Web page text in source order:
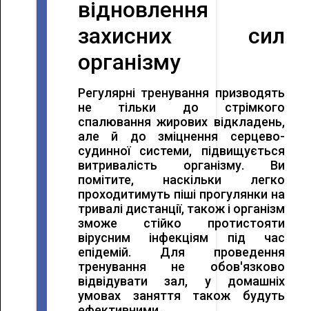
відновлення
захисних сил
організму
Регулярні тренування призводять
не тільки до стрімкого
спалювання жирових відкладень,
але й до зміцнення серцево-
судинної системи, підвищується
витривалість організму. Ви
помітите, наскільки легко
проходитимуть піші прогулянки на
тривалі дистанції, також і організм
зможе стійко протистояти
вірусним інфекціям під час
епідемій. Для проведення
тренування не обов'язково
відвідувати зал, у домашніх
умовах заняття також будуть